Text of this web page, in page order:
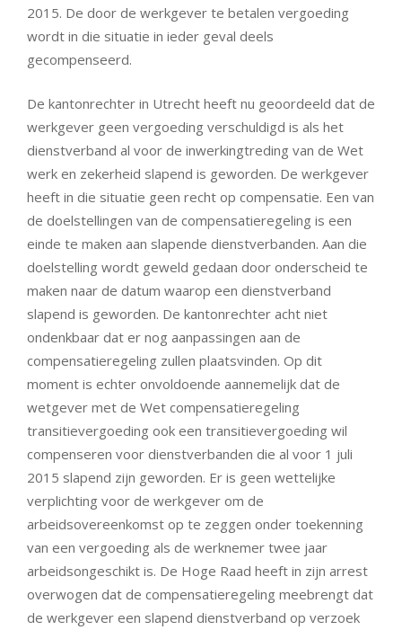
2015. De door de werkgever te betalen vergoeding
wordt in die situatie in ieder geval deels
gecompenseerd.
De kantonrechter in Utrecht heeft nu geoordeeld dat de
werkgever geen vergoeding verschuldigd is als het
dienstverband al voor de inwerkingtreding van de Wet
werk en zekerheid slapend is geworden. De werkgever
heeft in die situatie geen recht op compensatie. Een van
de doelstellingen van de compensatieregeling is een
einde te maken aan slapende dienstverbanden. Aan die
doelstelling wordt geweld gedaan door onderscheid te
maken naar de datum waarop een dienstverband
slapend is geworden. De kantonrechter acht niet
ondenkbaar dat er nog aanpassingen aan de
compensatieregeling zullen plaatsvinden. Op dit
moment is echter onvoldoende aannemelijk dat de
wetgever met de Wet compensatieregeling
transitievergoeding ook een transitievergoeding wil
compenseren voor dienstverbanden die al voor 1 juli
2015 slapend zijn geworden. Er is geen wettelijke
verplichting voor de werkgever om de
arbeidsovereenkomst op te zeggen onder toekenning
van een vergoeding als de werknemer twee jaar
arbeidsongeschikt is. De Hoge Raad heeft in zijn arrest
overwogen dat de compensatieregeling meebrengt dat
de werkgever een slapend dienstverband op verzoek